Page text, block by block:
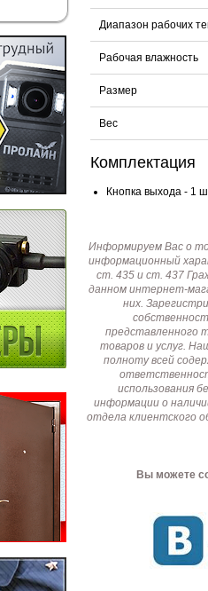
Диапазон рабочих
Рабочая влажность
Размер
Вес
Комплектация
Кнопка выхода - 1
Информируем Вас о
информационный
ст. 435 и ст. 437
данном интернет-
них.
представленного
товаров и услуг.
полноту всей
использования
информации о
отдела клиентского
Вы можете